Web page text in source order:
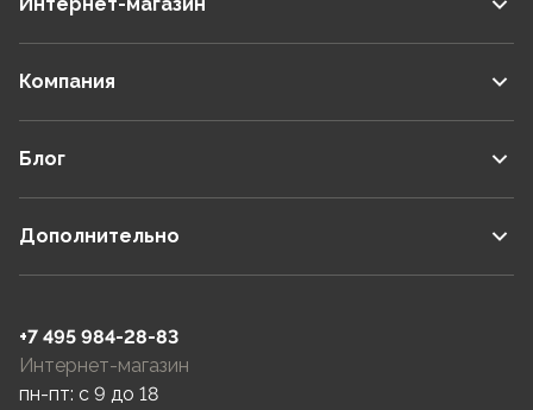
Компания
Блог
Дополнительно
+7 495 984-28-83
Интернет-магазин
пн-пт: c 9 до 18